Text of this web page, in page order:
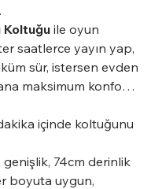
Koltuğu ile oyun
saatlerce yayın yap,
sür, istersen evden
maksimum konfor
içinde koltuğunu
genişlik, 74cm derinlik
boyuta uygun,